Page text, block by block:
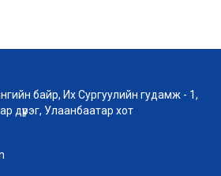
байр, Их Сургуулийн гудамж - 1,
дүүрэг, Улаанбаатар хот